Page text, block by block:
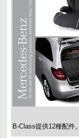
B-Class提供12種配件。